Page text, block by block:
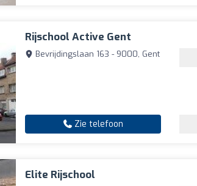
Rijschool Active Gent
Bevrijdingslaan 163 - 9000, Gent
Zie telefoon
Elite Rijschool